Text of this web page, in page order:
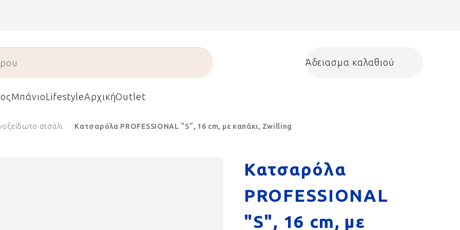
Shopping cart
Άδειασμα καλαθιού
ΜπάνιοLifestyleΑρχικήOutlet
ατσάλι Κατσαρόλα PROFESSIONAL "S", 16 cm, με καπάκι, Zwilling
Κατσαρόλα
PROFESSIONAL
"S", 16 cm, με